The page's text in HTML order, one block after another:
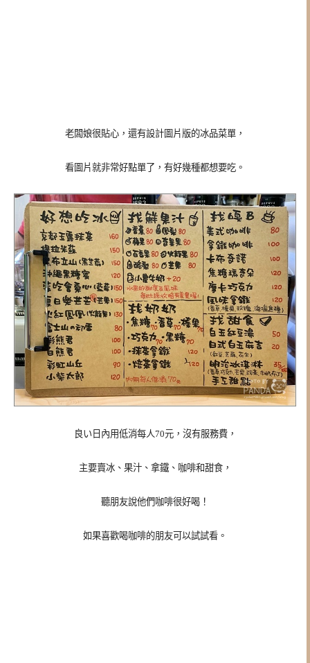
老闆娘很貼心，還有設計圖片版的冰品菜單，
看圖片就非常好點單了，有好幾種都想要吃。
良い日內用低消每人70元，沒有服務費，
主要賣冰、果汁、拿鐵、咖啡和甜食，
聽朋友說他們咖啡很好喝！
如果喜歡喝咖啡的朋友可以試試看。